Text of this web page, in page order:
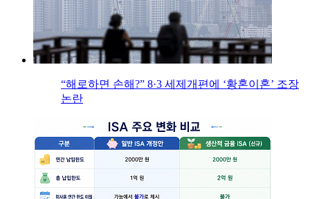
“해로하면 손해?” 8·3 세제개편에 ‘황혼이혼’ 조장
논란